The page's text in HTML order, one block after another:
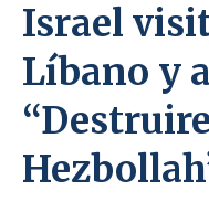
Israel
Líbano y